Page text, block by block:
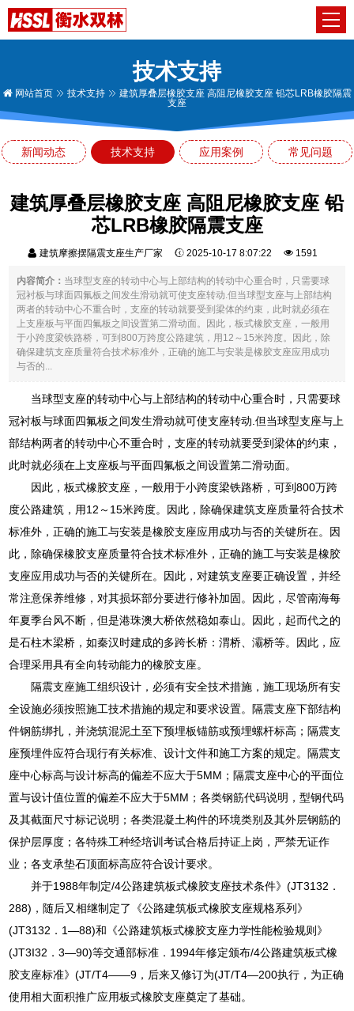
技术支持
网站首页 技术支持
建筑厚叠层橡胶支座 高阻尼橡胶支座 铅芯LRB橡胶隔震
支座
新闻动态 技术支持 应用案例 常见问题
建筑厚叠层橡胶支座 高阻尼橡胶支座 铅
芯LRB橡胶隔震支座
建筑摩擦摆隔震支座生产厂家 2025-10-17 8:07:22 1591
内容简介： 当球型支座的转动中心与上部结构的转动中心重合时，只需要球
冠衬板与球面四氟板之间发生滑动就可使支座转动.但当球型支座与上部结构
两者的转动中心不重合时，支座的转动就要受到梁体的约束，此时就必须在
上支座板与平面四氟板之间设置第二滑动面。因此，板式橡胶支座，一般用
于小跨度梁铁路桥，可到800万跨度公路建筑，用12～15米跨度。因此，除
确保建筑支座质量符合技术标准外，正确的施工与安装是橡胶支座应用成功
与否的...
当球型支座的转动中心与上部结构的转动中心重合时，只需要球
冠衬板与球面四氟板之间发生滑动就可使支座转动.但当球型支座与上
部结构两者的转动中心不重合时，支座的转动就要受到梁体的约束，
此时就必须在上支座板与平面四氟板之间设置第二滑动面。
因此，板式橡胶支座，一般用于小跨度梁铁路桥，可到800万跨
度公路建筑，用12～15米跨度。因此，除确保建筑支座质量符合技术
标准外，正确的施工与安装是橡胶支座应用成功与否的关键所在。因
此，除确保橡胶支座质量符合技术标准外，正确的施工与安装是橡胶
支座应用成功与否的关键所在。因此，对建筑支座要正确设置，并经
常注意保养维修，对其损坏部分要进行修补加固。因此，尽管南海每
年夏季台风不断，但是港珠澳大桥依然稳如泰山。因此，起而代之的
是石柱木梁桥，如秦汉时建成的多跨长桥：渭桥、灞桥等。因此，应
合理采用具有全向转动能力的橡胶支座。
隔震支座施工组织设计，必须有安全技术措施，施工现场所有安
全设施必须按照施工技术措施的规定和要求设置。隔震支座下部结构
件钢筋绑扎，并浇筑混泥土至下预埋板锚筋或预埋螺杆标高；隔震支
座预埋件应符合现行有关标准、设计文件和施工方案的规定。隔震支
座中心标高与设计标高的偏差不应大于5MM；隔震支座中心的平面位
置与设计值位置的偏差不应大于5MM；各类钢筋代码说明，型钢代码
及其截面尺寸标记说明；各类混凝土构件的环境类别及其外层钢筋的
保护层厚度；各特殊工种经培训考试合格后持证上岗，严禁无证作
业；各支承垫石顶面标高应符合设计要求。
并于1988年制定/4公路建筑板式橡胶支座技术条件》(JT3132．
288)，随后又相继制定了《公路建筑板式橡胶支座规格系列》
(JT3132．1—88)和《公路建筑板式橡胶支座力学性能检验规则》
(JT3I32．3—90)等交通部标准．1994年修定颁布/4公路建筑板式橡
胶支座标准》(JT/T4——9，后来又修订为(JT/T4—200执行，为正确
使用相大面积推广应用板式橡胶支座奠定了基础。